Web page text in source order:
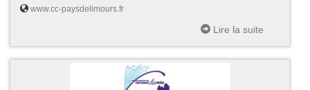
www.cc-paysdelimours.fr
Lire la suite